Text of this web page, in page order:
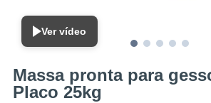
Ver vídeo
Massa pronta para
Placo 25kg